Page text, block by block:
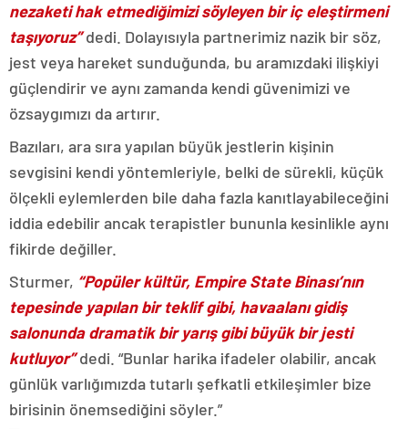
nezaketi hak etmediğimizi söyleyen bir iç eleştirmeni
taşıyoruz”dedi. Dolayısıyla partnerimiz nazik bir söz,
jest veya hareket sunduğunda, bu aramızdaki ilişkiyi
güçlendirir ve aynı zamanda kendi güvenimizi ve
özsaygımızı da artırır.
Bazıları, ara sıra yapılan büyük jestlerin kişinin
sevgisini kendi yöntemleriyle, belki de sürekli, küçük
ölçekli eylemlerden bile daha fazla kanıtlayabileceğini
iddia edebilir ancak terapistler bununla kesinlikle aynı
fikirde değiller.
Sturmer, “Popüler kültür, Empire State Binası’nın
tepesinde yapılan bir teklif gibi, havaalanı gidiş
salonunda dramatik bir yarış gibi büyük bir jesti
kutluyor” dedi. “Bunlar harika ifadeler olabilir, ancak
günlük varlığımızda tutarlı şefkatli etkileşimler bize
birisinin önemsediğini söyler.”